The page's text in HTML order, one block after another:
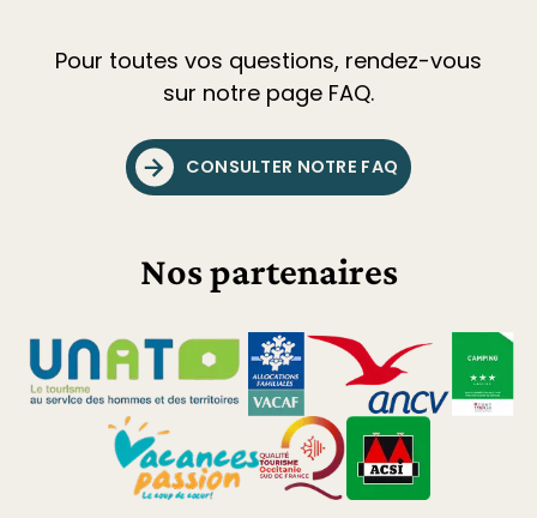
Pour toutes vos questions, rendez-vous
sur notre page FAQ.
CONSULTER NOTRE FAQ
Nos partenaires